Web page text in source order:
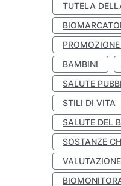
TUTELA
BAMBINI
SALUTE
STILI DI VITA
SALUTE DEL
SOSTANZE